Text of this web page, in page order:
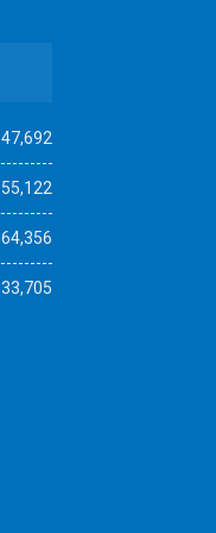
47,692
55,122
64,356
33,705